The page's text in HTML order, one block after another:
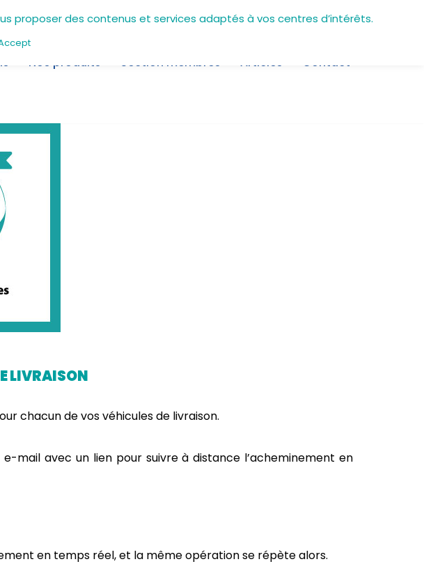
Nos produits Section membres Articles Contact
LIVRAISON
chacun de vos véhicules de livraison.
mail avec un lien pour suivre à distance l’acheminement en
en temps réel, et la même opération se répète alors.
proposer des contenus et services adaptés à vos centres d’intérêts.